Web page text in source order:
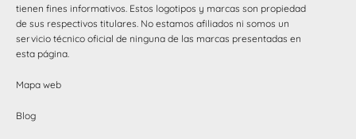
tienen fines informativos. Estos logotipos y marcas son propiedad
de sus respectivos titulares. No estamos afiliados ni somos un
servicio técnico oficial de ninguna de las marcas presentadas en
esta página.
Mapa web
Blog